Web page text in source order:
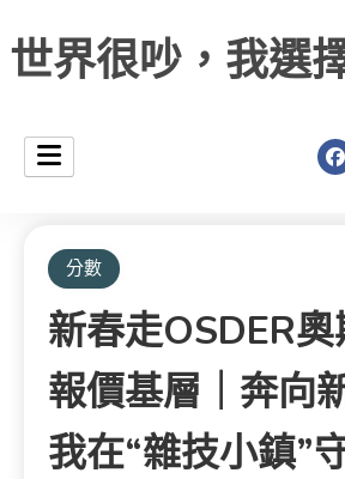
世界很吵，我選
分數
新春走OSDER
報價基層｜奔向
我在“雜技小鎮”